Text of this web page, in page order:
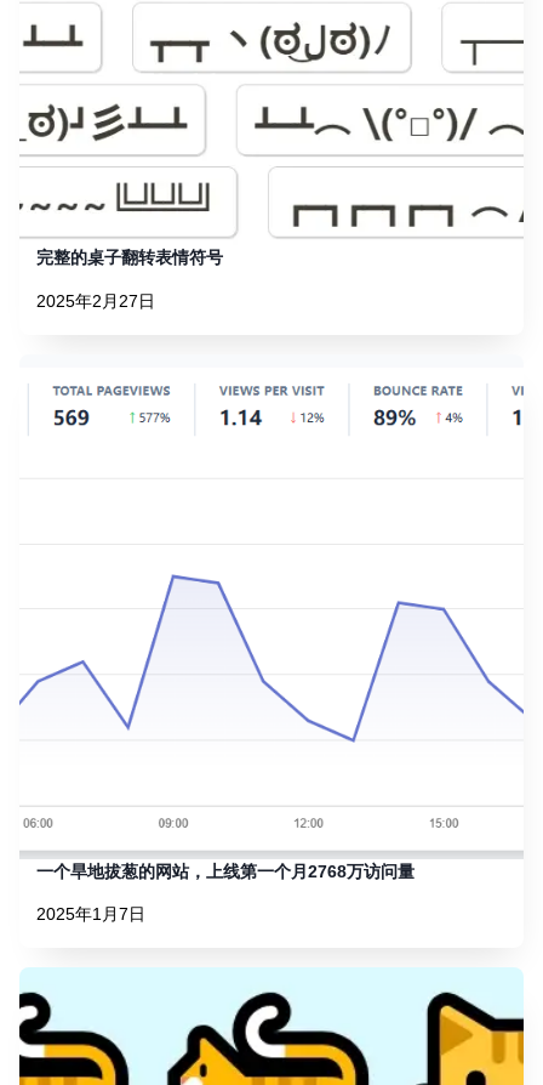
完整的桌子翻转表情符号
2025年2月27日
一个旱地拔葱的网站，上线第一个月2768万访问量
2025年1月7日